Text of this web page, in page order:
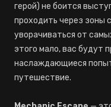
герой) не боится
проходить через зоны
уворачиваться от
этого мало, вас будут
наслаждающиеся
путешествие.